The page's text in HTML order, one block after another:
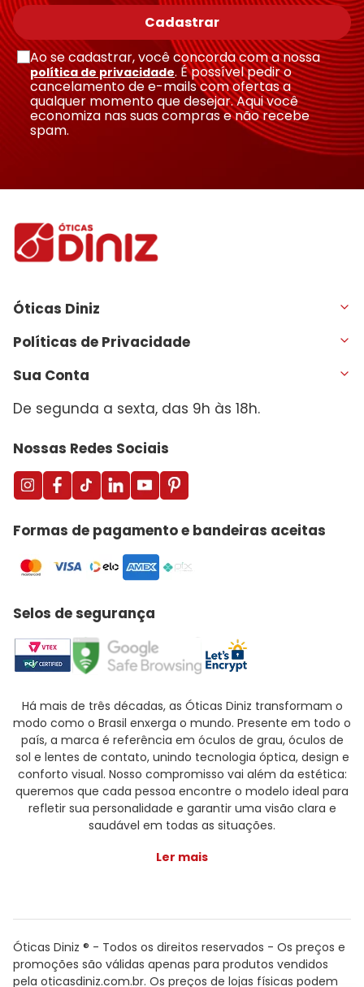
Enviar avaliação
Cadastrar
Ao se cadastrar, você concorda com a nossa
política de privacidade. É possível pedir o
cancelamento de e-mails com ofertas a
qualquer momento que desejar. Aqui você
economiza nas suas compras e não recebe
spam.
Óticas Diniz
Políticas de Privacidade
Sua Conta
De segunda a sexta, das 9h às 18h.
Nossas Redes Sociais
Formas de pagamento e bandeiras aceitas
Selos de segurança
Há mais de três décadas, as Óticas Diniz transformam o
modo como o Brasil enxerga o mundo. Presente em todo o
país, a marca é referência em óculos de grau, óculos de
sol e lentes de contato, unindo tecnologia óptica, design e
conforto visual. Nosso compromisso vai além da estética:
queremos que cada pessoa encontre o modelo ideal para
refletir sua personalidade e garantir uma visão clara e
saudável em todas as situações.
Ler mais
Óticas Diniz ® - Todos os direitos reservados - Os preços e
promoções são válidas apenas para produtos vendidos
pela oticasdiniz.com.br. Os preços de lojas físicas podem